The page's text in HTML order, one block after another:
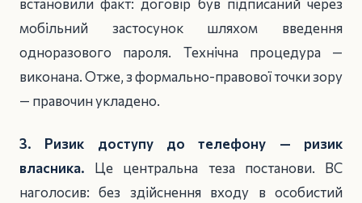
встановили факт: договір був підписаний через
мобільний застосунок шляхом введення
одноразового пароля. Технічна процедура —
виконана. Отже, з формально-правової точки зору
— правочин укладено.
3. Ризик доступу до телефону — ризик
власника. Це центральна теза постанови. ВС
наголосив: без здійснення входу в особистий